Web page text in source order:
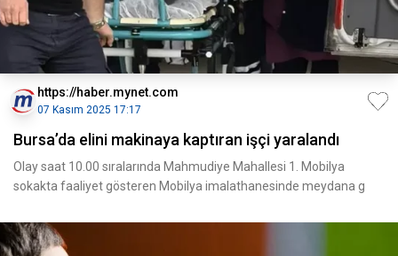
https://haber.mynet.com
07 Kasım 2025 17:17
Bursa’da elini makinaya kaptıran işçi yaralandı
Olay saat 10.00 sıralarında Mahmudiye Mahallesi 1. Mobilya
sokakta faaliyet gösteren Mobilya imalathanesinde meydana g